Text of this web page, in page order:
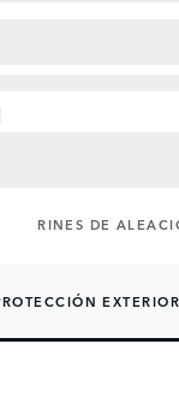
RINES DE
EXTERIOR